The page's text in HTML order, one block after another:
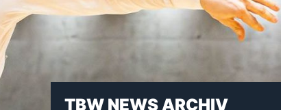
Juni 2026 (18 Einträge)
Mai 2026
(24 Einträge)
Februar 2026
(14 Einträge)